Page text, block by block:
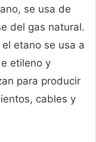
se usa de
del gas natural.
etano se usa a
etileno y
para producir
cables y